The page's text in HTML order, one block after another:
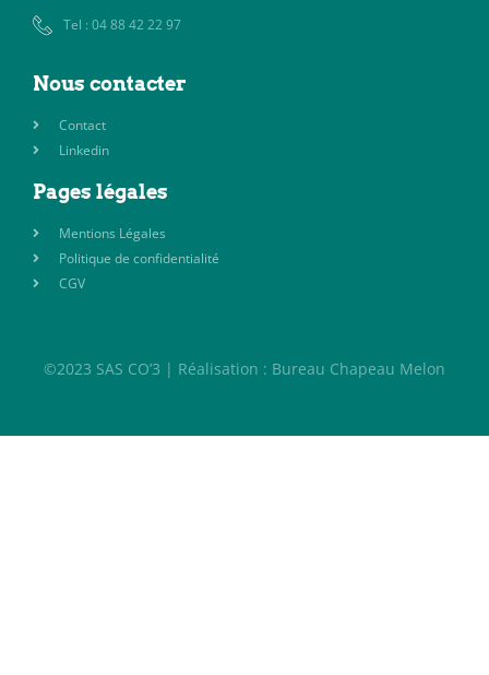
Tel : 04 88 42 22 97
Nous contacter
Contact
Linkedin
Pages légales
Mentions Légales
Politique de confidentialité
CGV
©2023 SAS CO’3 | Réalisation : Bureau Chapeau Melon